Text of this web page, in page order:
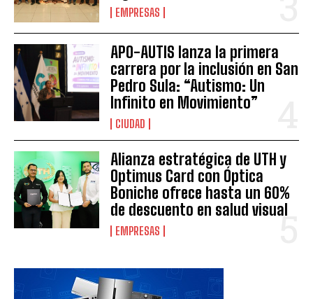
EMPRESAS
APO-AUTIS lanza la primera
carrera por la inclusión en San
Pedro Sula: “Autismo: Un
Infinito en Movimiento”
CIUDAD
Alianza estratégica de UTH y
Optimus Card con Óptica
Boniche ofrece hasta un 60%
de descuento en salud visual
EMPRESAS